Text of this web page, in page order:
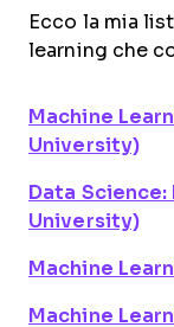
Ecco la mia
learning che
Machine
University)
Data
University)
Machine
Machine